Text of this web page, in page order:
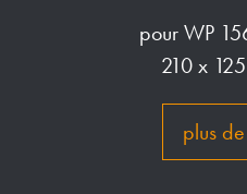
pour WP
210 x
plus